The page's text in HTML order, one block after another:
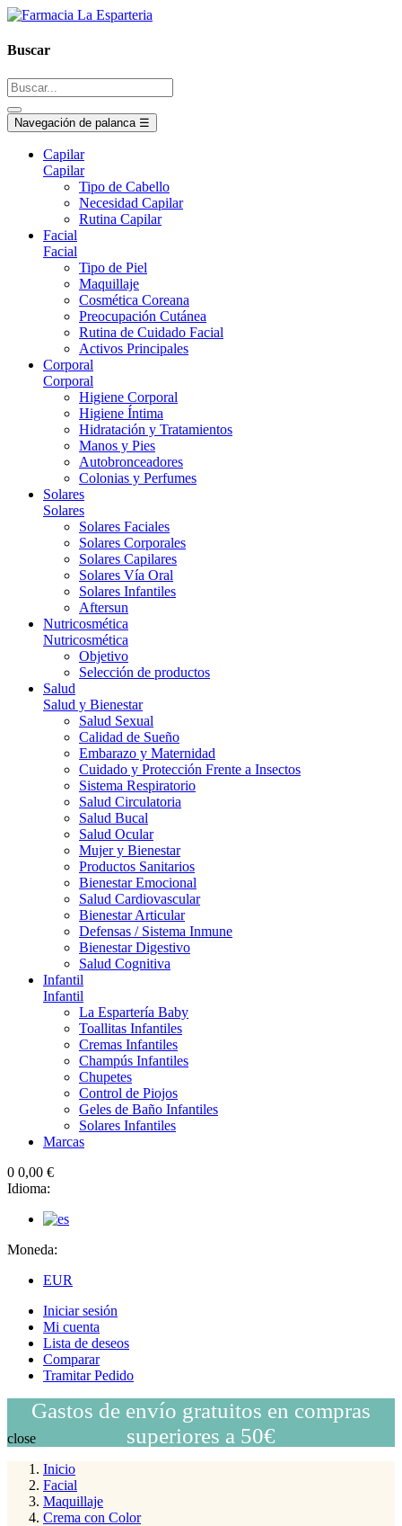
Buscar
Navegación de palanca ☰
Capilar
Capilar
Tipo de Cabello
Necesidad Capilar
Rutina Capilar
Facial
Facial
Tipo de Piel
Maquillaje
Cosmética Coreana
Preocupación Cutánea
Rutina de Cuidado Facial
Activos Principales
Corporal
Corporal
Higiene Corporal
Higiene Íntima
Hidratación y Tratamientos
Manos y Pies
Autobronceadores
Colonias y Perfumes
Solares
Solares
Solares Faciales
Solares Corporales
Solares Capilares
Solares Vía Oral
Solares Infantiles
Aftersun
Nutricosmética
Nutricosmética
Objetivo
Selección de productos
Salud
Salud y Bienestar
Salud Sexual
Calidad de Sueño
Embarazo y Maternidad
Cuidado y Protección Frente a Insectos
Sistema Respiratorio
Salud Circulatoria
Salud Bucal
Salud Ocular
Mujer y Bienestar
Productos Sanitarios
Bienestar Emocional
Salud Cardiovascular
Bienestar Articular
Defensas / Sistema Inmune
Bienestar Digestivo
Salud Cognitiva
Infantil
Infantil
La Espartería Baby
Toallitas Infantiles
Cremas Infantiles
Champús Infantiles
Chupetes
Control de Piojos
Geles de Baño Infantiles
Solares Infantiles
Marcas
0 0,00 €
Idioma:
Moneda:
EUR
Iniciar sesión
Mi cuenta
Lista de deseos
Comparar
Tramitar Pedido
Gastos de envío gratuitos en compras
superiores a 50€
close
Inicio
Facial
Maquillaje
Crema con Color